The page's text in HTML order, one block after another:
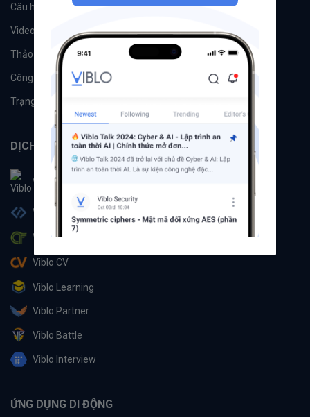
Câu hỏi Tags
Videos Tác giả
Thảo luận Đề xuất hệ thống
Công cụ Machine Learning
Trạng thái hệ thống
DỊCH VỤ
Viblo
Viblo Code
Viblo CTF
Viblo CV
Viblo Learning
Viblo Partner
Viblo Battle
Viblo Interview
ỨNG DỤNG DI ĐỘNG